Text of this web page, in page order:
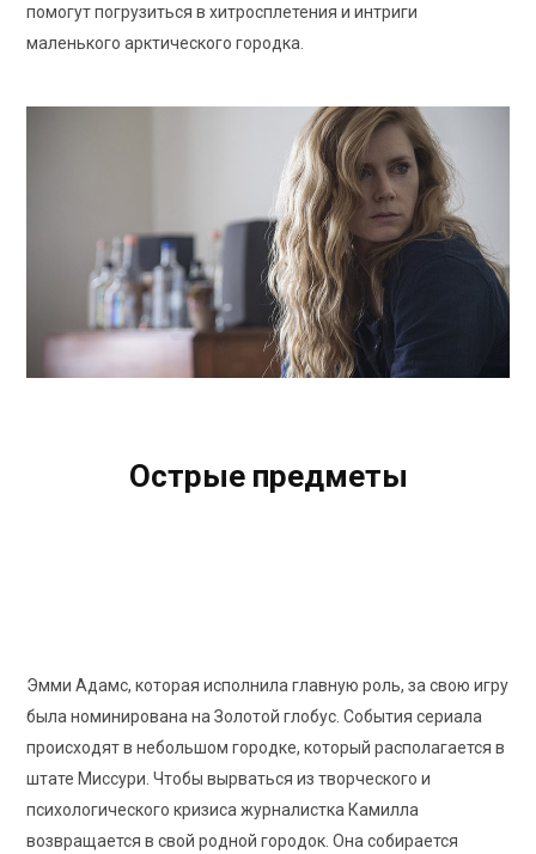
помогут погрузиться в хитросплетения и интриги
маленького арктического городка.
Острые предметы
Эмми Адамс, которая исполнила главную роль, за свою игру
была номинирована на Золотой глобус. События сериала
происходят в небольшом городке, который располагается в
штате Миссури. Чтобы вырваться из творческого и
психологического кризиса журналистка Камилла
возвращается в свой родной городок. Она собирается